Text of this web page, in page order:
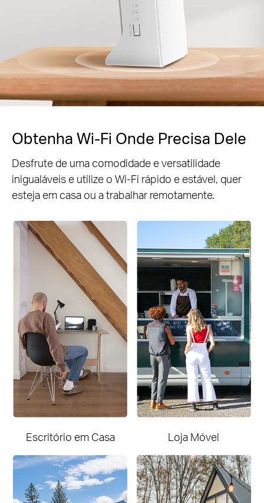
Obtenha Wi-Fi Onde Precisa Dele
Desfrute de uma comodidade e versatilidade
inigualáveis e utilize o Wi-Fi rápido e estável, quer
esteja em casa ou a trabalhar remotamente.
Escritório em Casa Loja Móvel